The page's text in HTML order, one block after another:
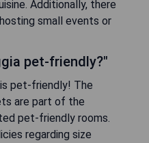
Additionally, there
small events or
pet-friendly?"
pet-friendly! The
are part of the
pet-friendly rooms.
regarding size